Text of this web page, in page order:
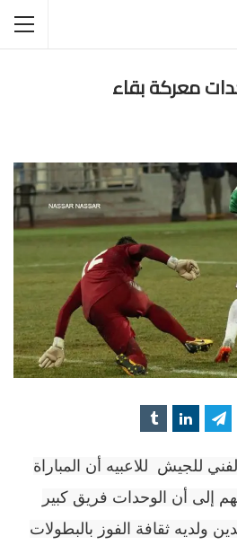
معركة بقاء
للجيش للاعبيه أن المباراة
إلى أن الوحدات فريق كبير
ولديه ثقافة الفوز بالبطولات